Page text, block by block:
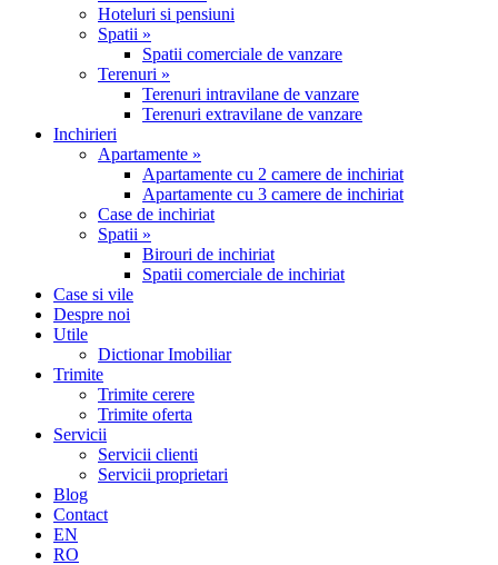
Hoteluri si pensiuni
Spatii »
Spatii comerciale de vanzare
Terenuri »
Terenuri intravilane de vanzare
Terenuri extravilane de vanzare
Inchirieri
Apartamente »
Apartamente cu 2 camere de inchiriat
Apartamente cu 3 camere de inchiriat
Case de inchiriat
Spatii »
Birouri de inchiriat
Spatii comerciale de inchiriat
Case si vile
Despre noi
Utile
Dictionar Imobiliar
Trimite
Trimite cerere
Trimite oferta
Servicii
Servicii clienti
Servicii proprietari
Blog
Contact
EN
RO